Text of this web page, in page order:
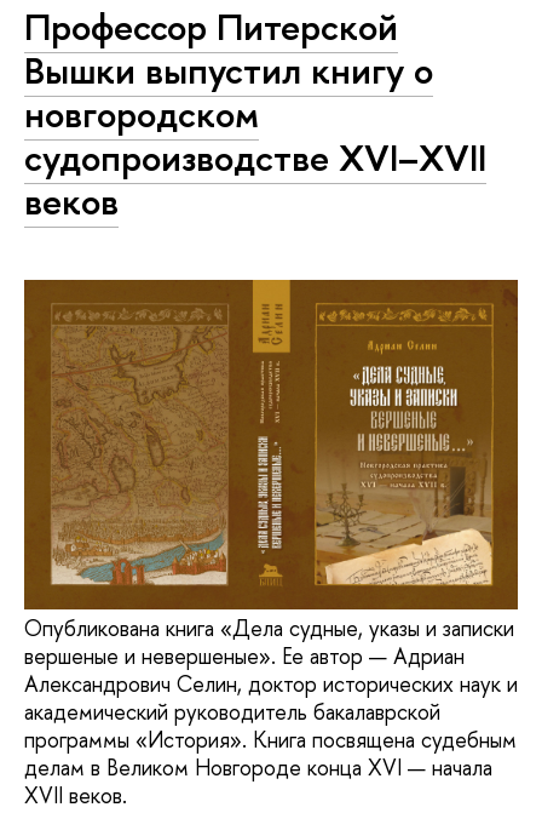
Профессор Питерской
Вышки выпустил книгу о
новгородском
судопроизводстве XVI–XVII
веков
Опубликована книга «Дела судные, указы и записки
вершеные и невершеные». Ее автор — Адриан
Александрович Селин, доктор исторических наук и
академический руководитель бакалаврской
программы «История». Книга посвящена судебным
делам в Великом Новгороде конца XVI — начала
XVII веков.